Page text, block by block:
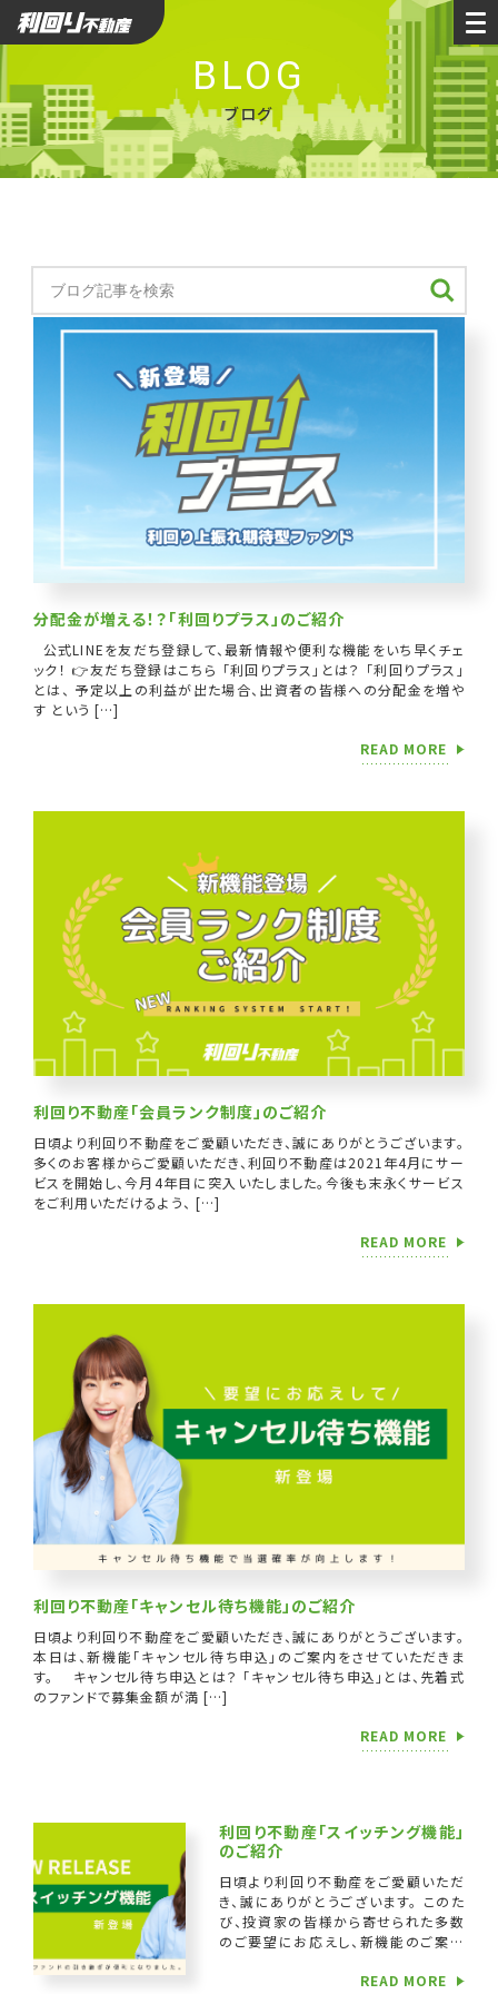
利回り不動産
BLOG
ブログ
分配金が増える！？「利回りプラス」のご紹介
公式LINEを友だち登録して、最新情報や便利な機能をいち早くチェ
ック！ 👉友だち登録はこちら 「利回りプラス」とは？ 「利回りプラス」
とは、 予定以上の利益が出た場合、出資者の皆様への分配金を増や
す という […]
READ MORE
利回り不動産「会員ランク制度」のご紹介
日頃より利回り不動産をご愛顧いただき、誠にありがとうございます。
多くのお客様からご愛顧いただき、利回り不動産は2021年4月にサー
ビスを開始し、今月4年目に突入いたしました。今後も末永くサービス
をご利用いただけるよう、 […]
READ MORE
利回り不動産「キャンセル待ち機能」のご紹介
日頃より利回り不動産をご愛顧いただき、誠にありがとうございます。
本日は、新機能「キャンセル待ち申込」のご案内をさせていただきま
す。 キャンセル待ち申込とは？ 「キャンセル待ち申込」とは、先着式
のファンドで募集金額が満 […]
READ MORE
利回り不動産「スイッチング機能」
のご紹介
日頃より利回り不動産をご愛顧いただ
き、誠にありがとうございます。 このた
び、投資家の皆様から寄せられた多数
のご要望にお応えし、新機能のご案内
ドへ出資する際の入金手続きを省きた
READ MORE